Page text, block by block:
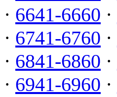
· 6641-6660 ·
· 6741-6760 ·
· 6841-6860 ·
· 6941-6960 ·